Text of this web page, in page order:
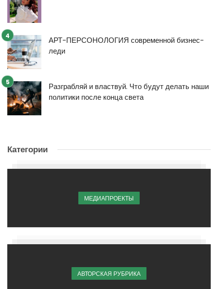
АРТ-ПЕРСОНОЛОГИЯ современной бизнес-
леди
Разграбляй и властвуй. Что будут делать наши
политики после конца света
Категории
МЕДИАПРОЕКТЫ
АВТОРСКАЯ РУБРИКА